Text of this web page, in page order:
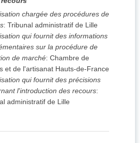
chargée des procédures de
: Tribunal administratif de Lille
qui fournit des informations
sur la procédure de
de marché: Chambre de
et de l'artisanat Hauts-de-France
qui fournit des précisions
l'introduction des recours:
administratif de Lille